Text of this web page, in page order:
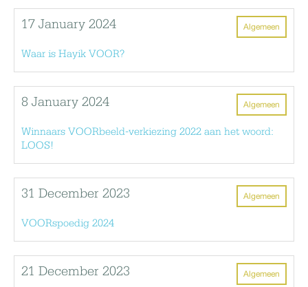
Algemeen
17 January 2024
Waar is Hayik VOOR?
Algemeen
8 January 2024
Winnaars VOORbeeld-verkiezing 2022 aan het woord:
LOOS!
Algemeen
31 December 2023
VOORspoedig 2024
Algemeen
21 December 2023